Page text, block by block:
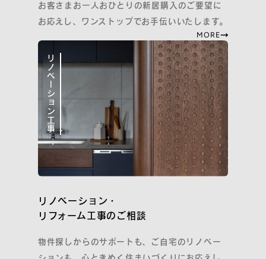
Cookieポリシーおよび利用者情報の外部送信について
Webサイト利用規約
『コスモスイニシア友の会』会員規約
コーポレートサイト
COPYRIGHT
COSMOS INITIA CO., LTD. ALL RIGHTS RESERVED.
お客さまお一人おひとりの新居購入のご要望に
お応えし、ワンストップでお手伝いいたします。
MORE
リノベーション工事
リノベーション・
リフォーム工事のご相談
物件探しからのサポートも、ご自宅のリノベー